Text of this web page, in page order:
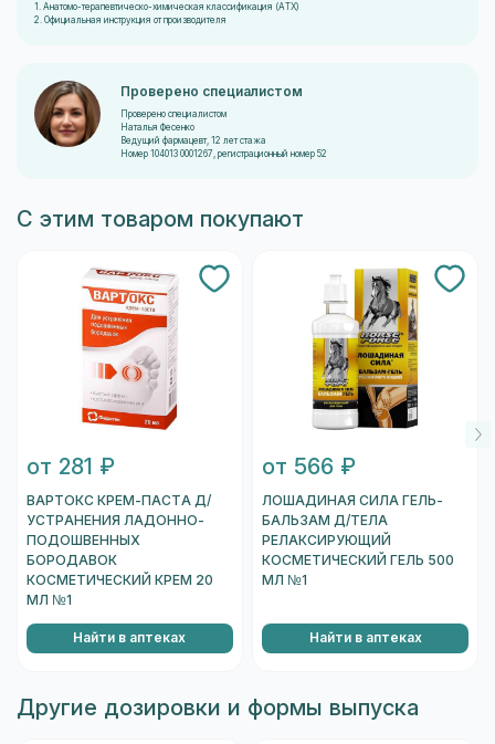
1. Анатомо-терапевтическо-химическая классификация (ATX)
2. Официальная инструкция от производителя
Проверено специалистом
Проверено специалистом
Наталья Фесенко
Ведущий фармацевт, 12 лет стажа
Номер 104013 0001267, регистрационный номер 52
С этим товаром покупают
от 281 ₽
ВАРТОКС КРЕМ-ПАСТА Д/
УСТРАНЕНИЯ ЛАДОННО-
ПОДОШВЕННЫХ
БОРОДАВОК
КОСМЕТИЧЕСКИЙ КРЕМ 20
МЛ №1
Найти в аптеках
от 566 ₽
ЛОШАДИНАЯ СИЛА ГЕЛЬ-
БАЛЬЗАМ Д/ТЕЛА
РЕЛАКСИРУЮЩИЙ
КОСМЕТИЧЕСКИЙ ГЕЛЬ 500
МЛ №1
Найти в аптеках
Другие дозировки и формы выпуска